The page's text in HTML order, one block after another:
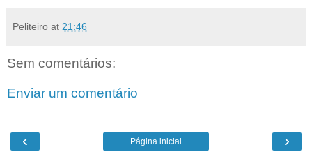
Peliteiro at 21:46
Sem comentários:
Enviar um comentário
‹ ›
Página inicial